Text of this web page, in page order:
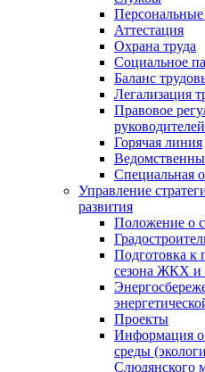
Аттестация
Охрана труда
Социальное
Баланс
Легализация
Правовое
Горячая линия
Специальная
Управление
развития
Положение о
Подготовка к
сезона ЖКХ и
Проекты
Информация
среды
Слюдянского